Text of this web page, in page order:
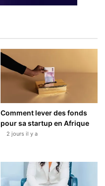
Comment lever des fonds
pour sa startup en Afrique
2 jours il y a